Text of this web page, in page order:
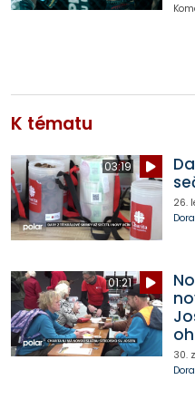
K tématu
03:19
26.
01:21
30.